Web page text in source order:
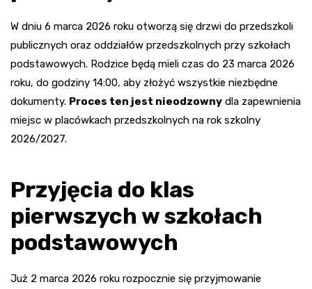
W dniu 6 marca 2026 roku otworzą się drzwi do przedszkoli
publicznych oraz oddziałów przedszkolnych przy szkołach
podstawowych. Rodzice będą mieli czas do 23 marca 2026
roku, do godziny 14:00, aby złożyć wszystkie niezbędne
dokumenty. Proces ten jest nieodzowny dla zapewnienia
miejsc w placówkach przedszkolnych na rok szkolny
2026/2027.
Przyjęcia do klas
pierwszych w szkołach
podstawowych
Już 2 marca 2026 roku rozpocznie się przyjmowanie